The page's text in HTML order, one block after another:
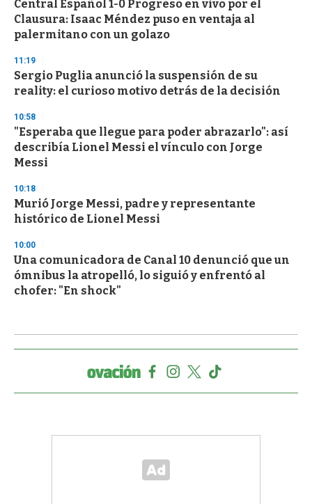
Central Español 1-0 Progreso en vivo por el
Clausura: Isaac Méndez puso en ventaja al
palermitano con un golazo
11:19
Sergio Puglia anunció la suspensión de su
reality: el curioso motivo detrás de la decisión
10:58
"Esperaba que llegue para poder abrazarlo": así
describía Lionel Messi el vínculo con Jorge
Messi
10:18
Murió Jorge Messi, padre y representante
histórico de Lionel Messi
10:00
Una comunicadora de Canal 10 denunció que un
ómnibus la atropelló, lo siguió y enfrentó al
chofer: "En shock"